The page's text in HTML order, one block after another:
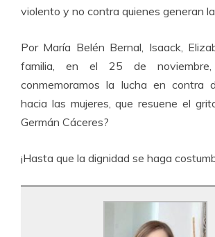
violento y no contra quienes generan la
Por María Belén Bernal, Isaack,
familia, en el 25 de
conmemoramos la lucha en contra
hacia las mujeres, que resuene el
Germán Cáceres?
¡Hasta que la dignidad se haga